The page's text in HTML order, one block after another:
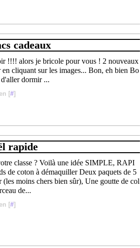
cadeaux
!!!! alors je bricole pour vous ! 2 nouveaux
en cliquant sur les images... Bon, eh bien Bo
dormir ...
[#]
rapide
classe ? Voilà une idée SIMPLE, RAPI
de coton à démaquiller Deux paquets de 5
moins chers bien sûr), Une goutte de col
de...
[#]